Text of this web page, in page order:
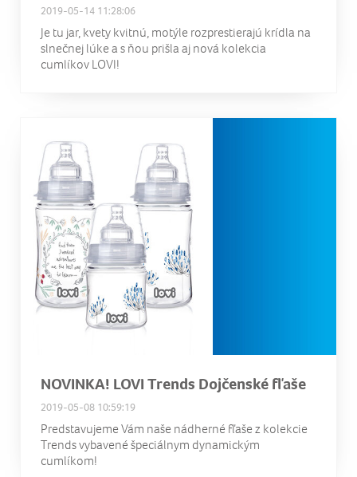
2019-05-14 11:28:06
Je tu jar, kvety kvitnú, motýle rozprestierajú krídla na
slnečnej lúke a s ňou prišla aj nová kolekcia
cumlíkov LOVI!
NOVINKA! LOVI Trends Dojčenské fľaše
2019-05-08 10:59:19
Predstavujeme Vám naše nádherné fľaše z kolekcie
Trends vybavené špeciálnym dynamickým
cumlíkom!